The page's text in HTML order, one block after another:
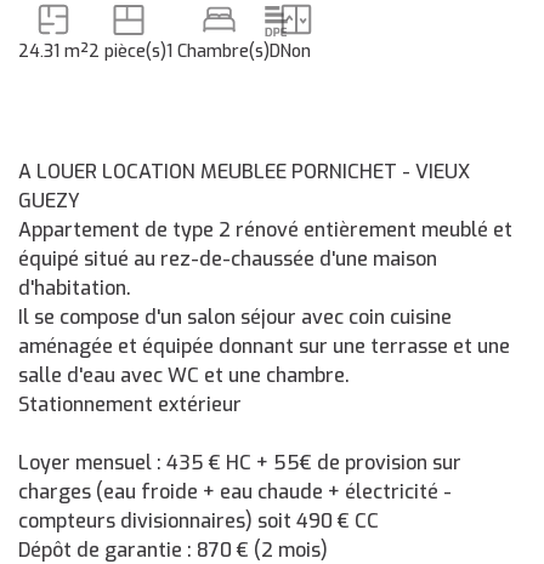
24.31 m²2 pièce(s)1 Chambre(s)DNon
A LOUER LOCATION MEUBLEE PORNICHET - VIEUX
GUEZY
Appartement de type 2 rénové entièrement meublé et
équipé situé au rez-de-chaussée d'une maison
d'habitation.
Il se compose d'un salon séjour avec coin cuisine
aménagée et équipée donnant sur une terrasse et une
salle d'eau avec WC et une chambre.
Stationnement extérieur
Loyer mensuel : 435 € HC + 55€ de provision sur
charges (eau froide + eau chaude + électricité -
compteurs divisionnaires) soit 490 € CC
Dépôt de garantie : 870 € (2 mois)